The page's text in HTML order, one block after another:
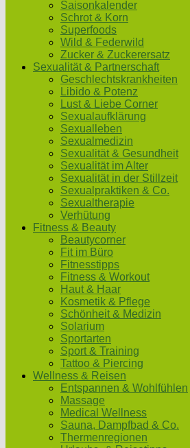
Saisonkalender
Schrot & Korn
Superfoods
Wild & Federwild
Zucker & Zuckerersatz
Sexualität & Partnerschaft
Geschlechtskrankheiten
Libido & Potenz
Lust & Liebe Corner
Sexualaufklärung
Sexualleben
Sexualmedizin
Sexualität & Gesundheit
Sexualität im Alter
Sexualität in der Stillzeit
Sexualpraktiken & Co.
Sexualtherapie
Verhütung
Fitness & Beauty
Beautycorner
Fit im Büro
Fitnesstipps
Fitness & Workout
Haut & Haar
Kosmetik & Pflege
Schönheit & Medizin
Solarium
Sportarten
Sport & Training
Tattoo & Piercing
Wellness & Reisen
Entspannen & Wohlfühlen
Massage
Medical Wellness
Sauna, Dampfbad & Co.
Thermenregionen